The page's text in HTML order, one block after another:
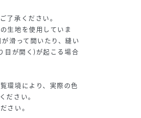
了承ください。
生地を使用していま
滑って開いたり、縫い
目が開く)が起こる場合
環境により、実際の色
ださい。
さい。